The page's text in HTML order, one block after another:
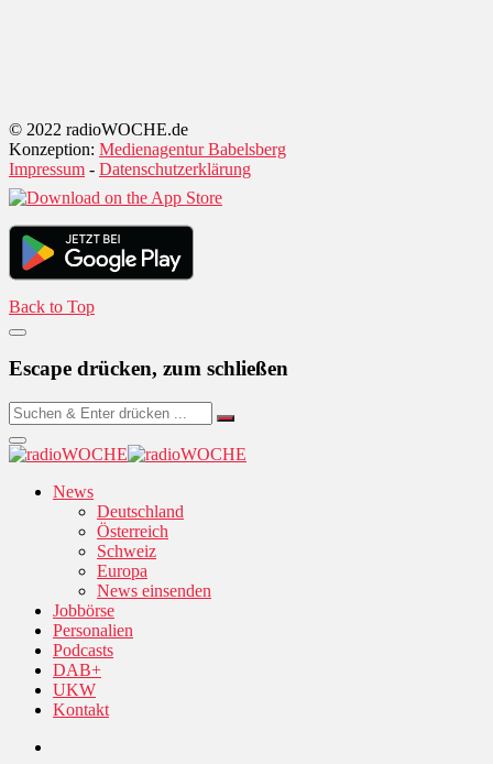
© 2022 radioWOCHE.de
Konzeption: Medienagentur Babelsberg
Impressum - Datenschutzerklärung
Back to Top
Escape drücken, zum schließen
News
Deutschland
Österreich
Schweiz
Europa
News einsenden
Jobbörse
Personalien
Podcasts
DAB+
UKW
Kontakt